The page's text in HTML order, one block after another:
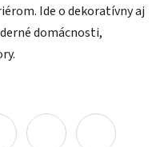
Ide o dekoratívny aj
domácnosti,